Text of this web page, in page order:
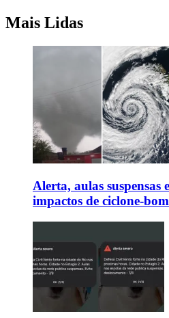
Mais Lidas
Alerta, aulas suspensas
impactos de ciclone-